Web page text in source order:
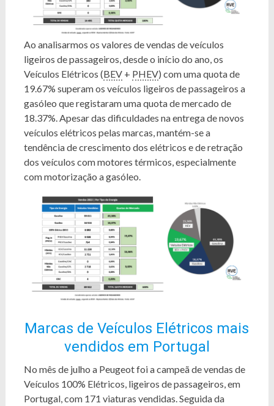
Ao analisarmos os valores de vendas de veículos
ligeiros de passageiros, desde o início do ano, os
Veículos Elétricos (BEV+ PHEV) com uma quota de
19.67% superam os veículos ligeiros de passageiros a
gasóleo que registaram uma quota de mercado de
18.37%. Apesar das dificuldades na entrega de novos
veículos elétricos pelas marcas, mantém-se a
tendência de crescimento dos elétricos e de retração
dos veículos com motores térmicos, especialmente
com motorização a gasóleo.
Marcas de Veículos Elétricos mais
vendidos em Portugal
No mês de julho a Peugeot foi a campeã de vendas de
Veículos 100% Elétricos, ligeiros de passageiros, em
Portugal, com 171 viaturas vendidas. Seguida da